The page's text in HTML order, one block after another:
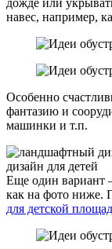
дожде или
навес, например,
Особенно
фантазию и
машинки и т.п.
Еще один вариант
как на фото ниже.
для детской